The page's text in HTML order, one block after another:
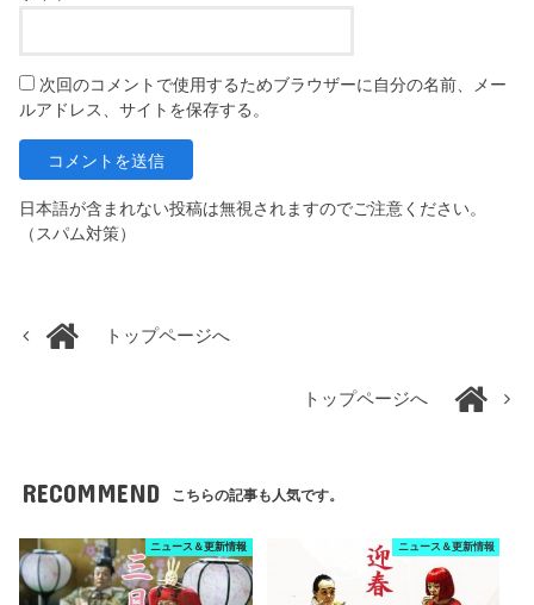
次回のコメントで使用するためブラウザーに自分の名前、メー
ルアドレス、サイトを保存する。
日本語が含まれない投稿は無視されますのでご注意ください。
（スパム対策）
トップページへ
トップページへ
RECOMMEND こちらの記事も人気です。
ニュース＆更新情報 ニュース＆更新情報